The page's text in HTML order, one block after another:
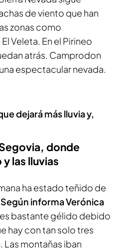
de viento que han
zonas como
Veleta. En el Pirineo
atrás. Camprodon
espectacular nevada.
dejará más lluvia y,
donde
las lluvias
ha estado teñido de
Según informa Verónica
bastante gélido debido
hay con tan solo tres
montañas iban